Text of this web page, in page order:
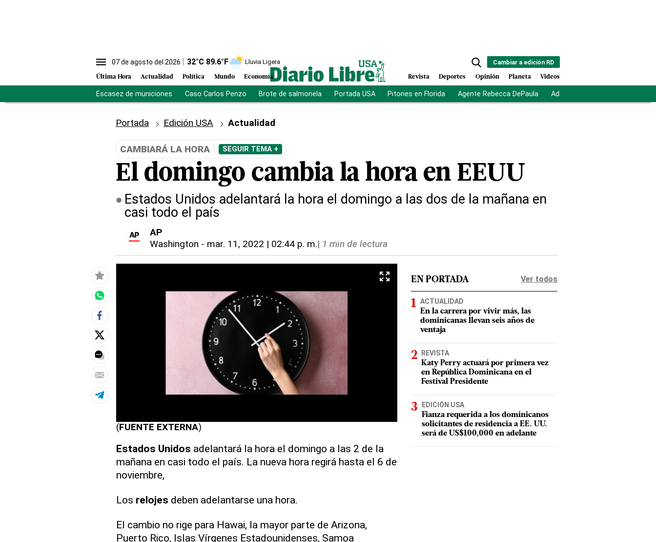
07 de agosto del 2026 32°C 89.6°F Lluvia Ligera
Última Hora Actualidad Política Mundo Economía
Cambiar a edición RD
Revista Deportes Opinión Planeta Videos
Escasez de municiones Caso Carlos Penzo Brote de salmonela Portada USA Pitones en Florida Agente Rebecca DePaula Adriano Espaillat
Portada Edición USA Actualidad
CAMBIARÁ LA HORA SEGUIR TEMA +
El domingo cambia la hora en EEUU
Estados Unidos adelantará la hora el domingo a las dos de la mañana en
casi todo el país
AP
Washington - mar. 11, 2022 | 02:44 p. m.| 1 min de lectura
(FUENTE EXTERNA)
Estados Unidos adelantará la hora el domingo a las 2 de la
mañana en casi todo el país. La nueva hora regirá hasta el 6 de
noviembre,
Los relojes deben adelantarse una hora.
El cambio no rige para Hawai, la mayor parte de Arizona,
Puerto Rico, Islas Vírgenes Estadounidenses, Samoa
EN PORTADA Ver todos
ACTUALIDAD
En la carrera por vivir más, las
dominicanas llevan seis años de
ventaja
REVISTA
Katy Perry actuará por primera vez
en República Dominicana en el
Festival Presidente
EDICIÓN USA
Fianza requerida a los dominicanos
solicitantes de residencia a EE. UU.
será de US$100,000 en adelante